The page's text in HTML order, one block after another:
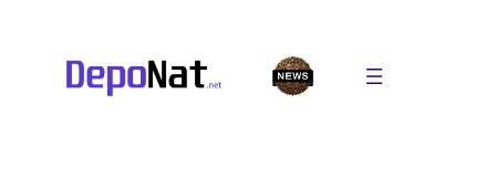
содержимому